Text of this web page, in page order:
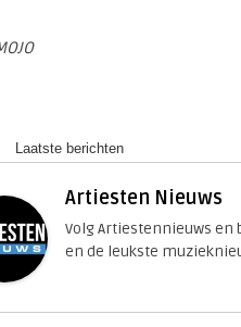
Laatste berichten
Artiesten Nieuws
Volg Artiestennieuws
en de leukste